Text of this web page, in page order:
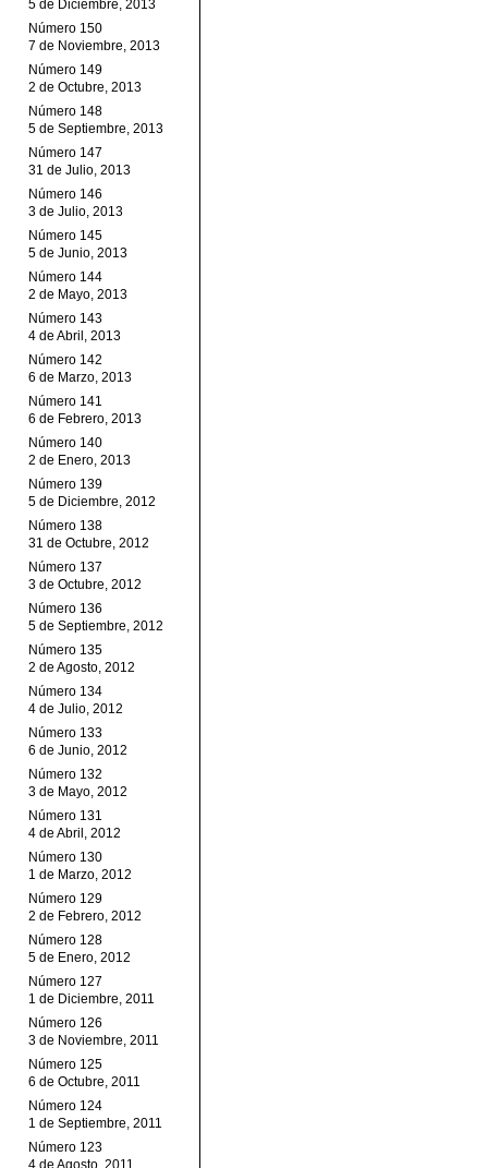
5 de Diciembre, 2013
Número 150
7 de Noviembre, 2013
Número 149
2 de Octubre, 2013
Número 148
5 de Septiembre, 2013
Número 147
31 de Julio, 2013
Número 146
3 de Julio, 2013
Número 145
5 de Junio, 2013
Número 144
2 de Mayo, 2013
Número 143
4 de Abril, 2013
Número 142
6 de Marzo, 2013
Número 141
6 de Febrero, 2013
Número 140
2 de Enero, 2013
Número 139
5 de Diciembre, 2012
Número 138
31 de Octubre, 2012
Número 137
3 de Octubre, 2012
Número 136
5 de Septiembre, 2012
Número 135
2 de Agosto, 2012
Número 134
4 de Julio, 2012
Número 133
6 de Junio, 2012
Número 132
3 de Mayo, 2012
Número 131
4 de Abril, 2012
Número 130
1 de Marzo, 2012
Número 129
2 de Febrero, 2012
Número 128
5 de Enero, 2012
Número 127
1 de Diciembre, 2011
Número 126
3 de Noviembre, 2011
Número 125
6 de Octubre, 2011
Número 124
1 de Septiembre, 2011
Número 123
4 de Agosto, 2011